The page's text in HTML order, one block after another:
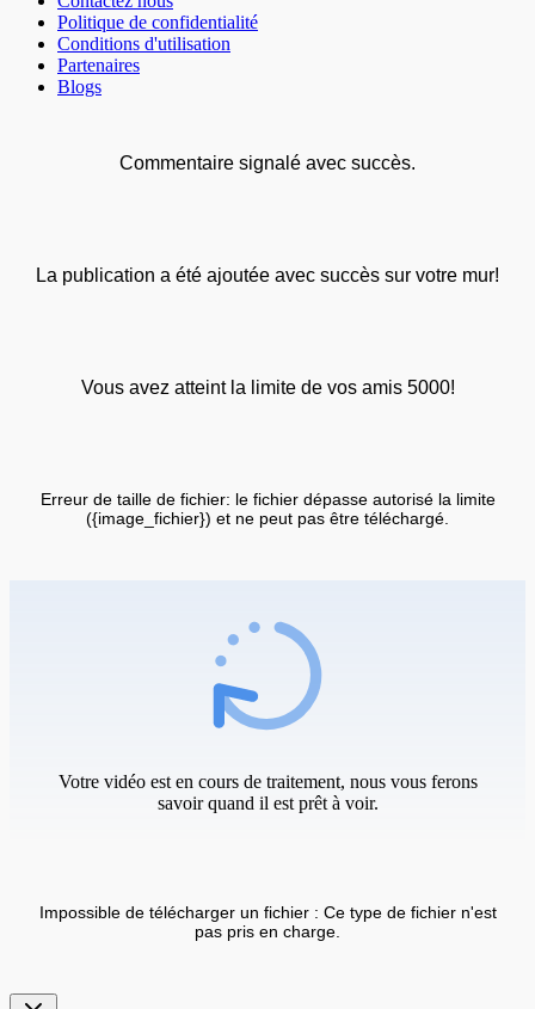
Politique de confidentialité
Conditions d'utilisation
Partenaires
Blogs
Commentaire signalé avec succès.
La publication a été ajoutée avec succès sur votre mur!
Vous avez atteint la limite de vos amis 5000!
Erreur de taille de fichier: le fichier dépasse autorisé la limite
({image_fichier}) et ne peut pas être téléchargé.
Votre vidéo est en cours de traitement, nous vous ferons
savoir quand il est prêt à voir.
Impossible de télécharger un fichier : Ce type de fichier n'est
pas pris en charge.